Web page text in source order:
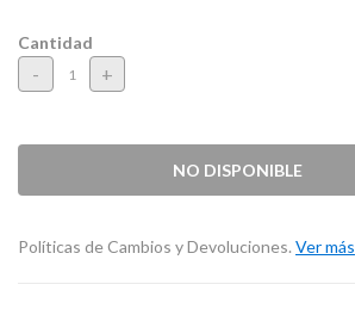
Cantidad
- +
NO DISPONIBLE
Políticas de Cambios y Devoluciones. Ver más